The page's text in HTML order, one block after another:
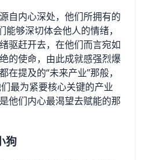
自内心深处，他们所拥有的
够深切体会他人的情绪，
驱赶开去，在他们而言宛如
的使命，由此成就感强烈爆
提及的“未来产业”那般，
最为紧要核心关键的产业
他们内心最渴望去赋能的那
狗